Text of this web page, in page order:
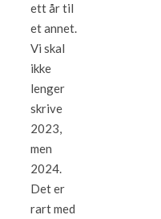
ett år til
et annet.
Vi skal
ikke
lenger
skrive
2023,
men
2024.
Det er
rart med